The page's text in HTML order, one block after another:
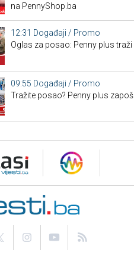
na PennyShop.ba
12:31 Događaji / Promo
Oglas za posao: Penny plus
09:55 Događaji / Promo
Tražite posao? Penny plus